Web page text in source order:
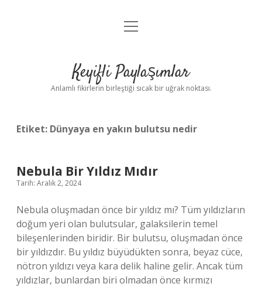
Anasayfa
Yasal Uyarı
menüyü
Keyifli Paylaşımlar
Anlamlı fikirlerin birleştiği sıcak bir uğrak noktası.
Etiket: Dünyaya en yakın bulutsu nedir
Nebula Bir Yıldız Mıdır
Tarih: Aralık 2, 2024
Nebula oluşmadan önce bir yıldız mı? Tüm yıldızların
doğum yeri olan bulutsular, galaksilerin temel
bileşenlerinden biridir. Bir bulutsu, oluşmadan önce
bir yıldızdır. Bu yıldız büyüdükten sonra, beyaz cüce,
nötron yıldızı veya kara delik haline gelir. Ancak tüm
yıldızlar, bunlardan biri olmadan önce kırmızı